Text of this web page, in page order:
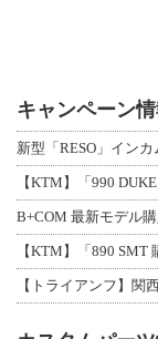
キャンペーン
【KTM】「990
【KTM】「890